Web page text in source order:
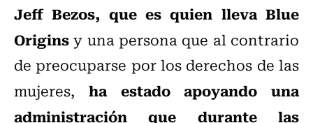
Jeff Bezos, que es quien lleva Blue
Originsy una persona que al contrario
de preocuparse por los derechos de las
mujeres, ha estado apoyando una
administración que durante las